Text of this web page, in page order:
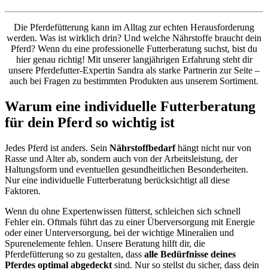
Die Pferdefütterung kann im Alltag zur echten Herausforderung
werden. Was ist wirklich drin? Und welche Nährstoffe braucht dein
Pferd? Wenn du eine professionelle Futterberatung suchst, bist du
hier genau richtig! Mit unserer langjährigen Erfahrung steht dir
unsere Pferdefutter-Expertin Sandra als starke Partnerin zur Seite –
auch bei Fragen zu bestimmten Produkten aus unserem Sortiment.
Warum eine individuelle Futterberatung
für dein Pferd so wichtig ist
Jedes Pferd ist anders. Sein Nährstoffbedarfhängt nicht nur von
Rasse und Alter ab, sondern auch von der Arbeitsleistung, der
Haltungsform und eventuellen gesundheitlichen Besonderheiten.
Nur eine individuelle Futterberatung berücksichtigt all diese
Faktoren.
Wenn du ohne Expertenwissen fütterst, schleichen sich schnell
Fehler ein. Oftmals führt das zu einer Überversorgung mit Energie
oder einer Unterversorgung, bei der wichtige Mineralien und
Spurenelemente fehlen. Unsere Beratung hilft dir, die
Pferdefütterung so zu gestalten, dass alle Bedürfnisse deines
Pferdes optimal abgedeckt sind. Nur so stellst du sicher, dass dein